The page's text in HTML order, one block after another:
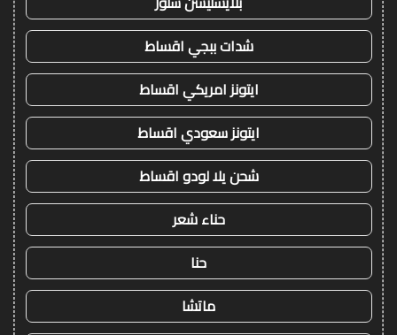
شدات ببجي اقساط
ايتونز امريكي اقساط
ايتونز سعودي اقساط
شحن يلا لودو اقساط
حناء شعر
حنا
ماتشا